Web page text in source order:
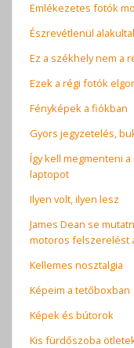
Emlékezetes fotók
Észrevétlenül
Ez a székhely nem a
Ezek a régi fotók
Fényképek a fiókban
Gyors jegyzetelés,
Így kell megmenteni
laptopot
Ilyen volt, ilyen lesz
James Dean se
motoros felszerelést
Kellemes nosztalgia
Képeim a tetőboxban
Képek és bútorok
Kis fürdőszoba